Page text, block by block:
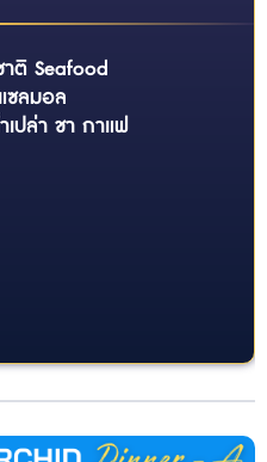
ติ Seafood
ซลมอล
เปล่า ชา กาแฟ